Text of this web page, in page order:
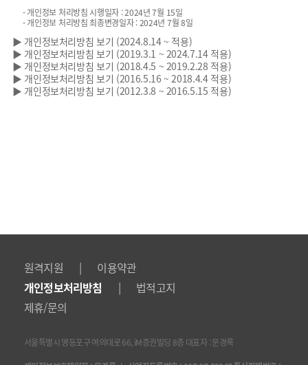
- 개인정보 처리방침 시행일자 : 2024년 7월 15일
- 개인정보 처리방침 최종변경일자 : 2024년 7월 8일
▶ 개인정보처리방침 보기 (2024.8.14 ~ 적용)
▶ 개인정보처리방침 보기 (2019.3.1 ~ 2024.7.14 적용)
▶ 개인정보처리방침 보기 (2018.4.5 ~ 2019.2.28 적용)
▶ 개인정보처리방침 보기 (2016.5.16 ~ 2018.4.4 적용)
▶ 개인정보처리방침 보기 (2012.3.8 ~ 2016.5.15 적용)
원격지원 |
이용약관
개인정보처리방침
|
법적고지
제휴/문의
서울특별시 영등포구 여의대로 66, iM증권빌딩 8층 대표자 : 문경록